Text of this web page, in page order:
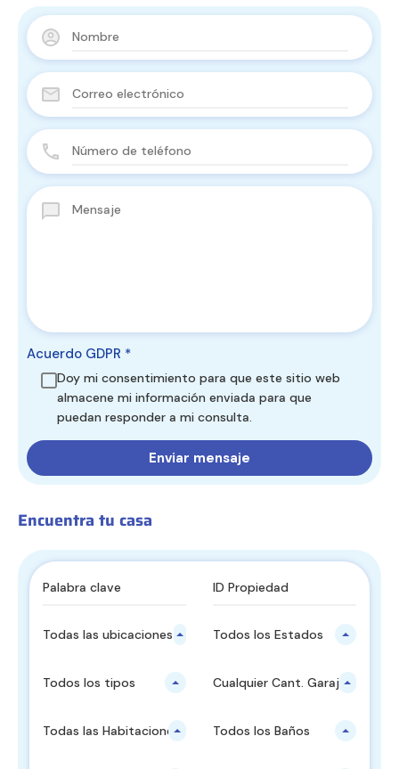
Acuerdo GDPR *
Doy mi consentimiento para que este sitio web
almacene mi información enviada para que
puedan responder a mi consulta.
Encuentra tu casa
Todas las ubicaciones principalesTodos los Estados
Todos los tipos Cualquier Cant. Garajes
Todas las Habitaciones Todos los Baños